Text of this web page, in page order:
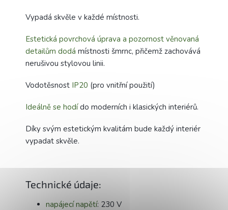
Vypadá skvěle v každé místnosti.
Estetická povrchová úprava a pozornost věnovaná
detailům dodá místnosti šmrnc, přičemž zachovává
nerušivou stylovou linii.
Vodotěsnost IP20 (pro vnitřní použití)
Ideálně se hodído moderních i klasických interiérů.
Díky svým estetickým kvalitám bude každý interiér
vypadat skvěle.
Technické údaje:
napájecí napětí: 230 V